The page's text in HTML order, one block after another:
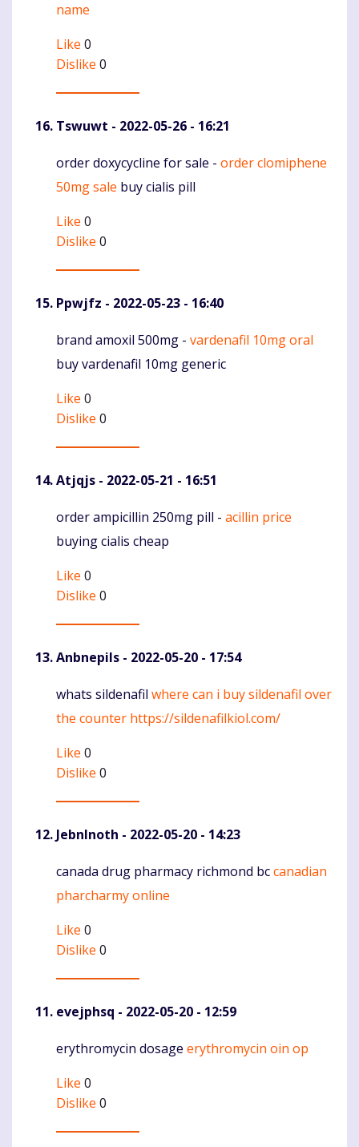
name
Like 0
Dislike 0
Tswuwt - 2022-05-26 - 16:21
Komentaras
order doxycycline for sale - order clomiphene
50mg sale buy cialis pill
Like 0
Dislike 0
Ppwjfz - 2022-05-23 - 16:40
Komentaras
brand amoxil 500mg - vardenafil 10mg oral
buy vardenafil 10mg generic
Like 0
Dislike 0
Atjqjs - 2022-05-21 - 16:51
Komentaras
order ampicillin 250mg pill - acillin price
buying cialis cheap
Like 0
Dislike 0
Anbnepils - 2022-05-20 - 17:54
Komentaras
whats sildenafil where can i buy sildenafil over
the counter https://sildenafilkiol.com/
Like 0
Dislike 0
JebnInoth - 2022-05-20 - 14:23
Komentaras
canada drug pharmacy richmond bccanadian
pharcharmy online
Like 0
Dislike 0
evejphsq - 2022-05-20 - 12:59
Komentaras
erythromycin dosage erythromycin oin op
Like 0
Dislike 0